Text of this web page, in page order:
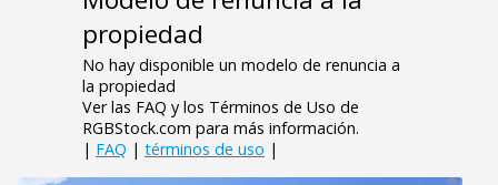
propiedad
No hay disponible un modelo de renuncia a
la propiedad
Ver las FAQ y los Términos de Uso de
RGBStock.com para más información.
| FAQ | términos de uso |